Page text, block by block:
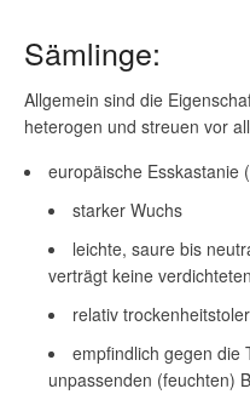
Sämlinge:
Allgemein sind die
heterogen und streuen vor
europäische Esskastanie (
starker Wuchs
leichte, saure bis
verträgt keine
relativ
empfindlich gegen die
unpassenden (feuchten)